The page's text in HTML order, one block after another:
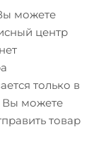
можете
центр
только в
Вы можете
товар